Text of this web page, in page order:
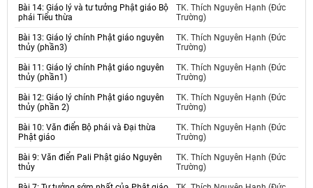
Bài 14: Giáo lý và tư tưởng Phật giáo Bộ
phái Tiểu thừa
TK. Thích Nguyên Hạnh (Đức
Trường)
Bài 13: Giáo lý chính Phật giáo nguyên
thủy (phần3)
TK. Thích Nguyên Hạnh (Đức
Trường)
Bài 11: Giáo lý chính Phật giáo nguyên
thủy (phần1)
TK. Thích Nguyên Hạnh (Đức
Trường)
Bài 12: Giáo lý chính Phật giáo nguyên
thủy (phần 2)
TK. Thích Nguyên Hạnh (Đức
Trường)
Bài 10: Văn điển Bộ phái và Đại thừa
Phật giáo
TK. Thích Nguyên Hạnh (Đức
Trường)
Bài 9: Văn điển Pali Phật giáo Nguyên
thủy
TK. Thích Nguyên Hạnh (Đức
Trường)